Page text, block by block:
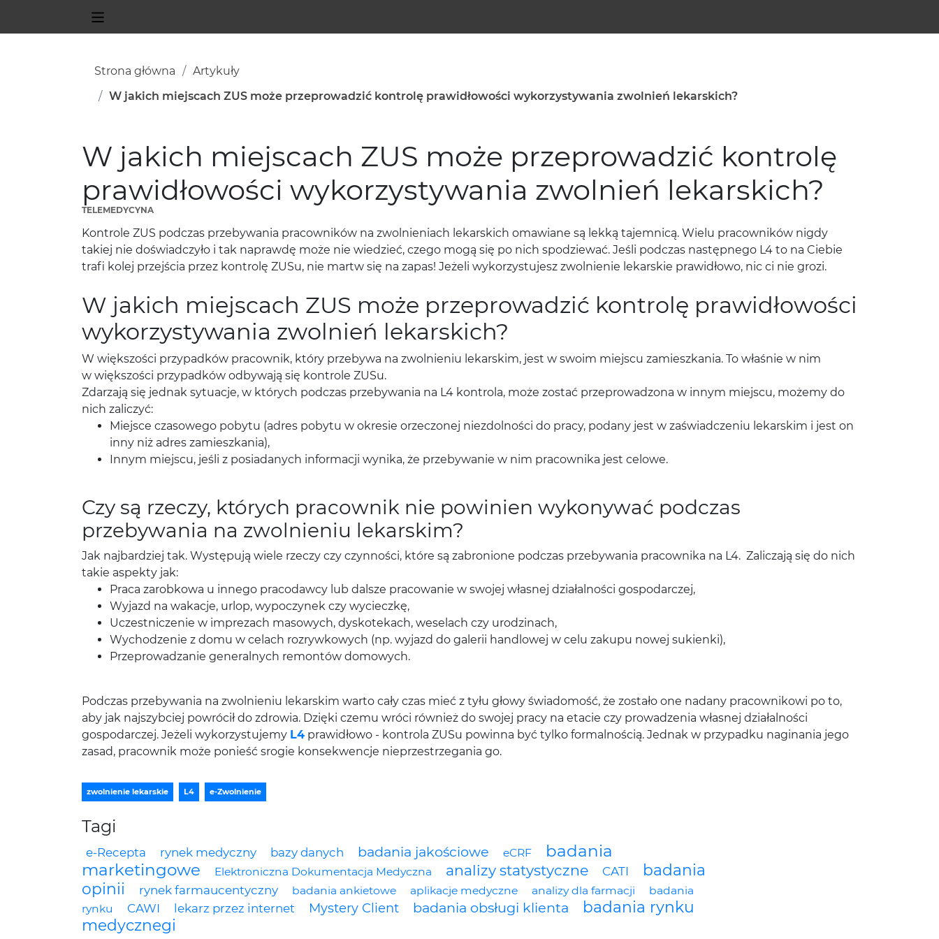
Strona główna
Artykuły
W jakich miejscach ZUS może przeprowadzić kontrolę prawidłowości wykorzystywania zwolnień lekarskich?
W jakich miejscach ZUS może przeprowadzić kontrolę
prawidłowości wykorzystywania zwolnień lekarskich?
TELEMEDYCYNA
Kontrole ZUS podczas przebywania pracowników na zwolnieniach lekarskich omawiane są lekką tajemnicą. Wielu pracowników nigdy
takiej nie doświadczyło i tak naprawdę może nie wiedzieć, czego mogą się po nich spodziewać. Jeśli podczas następnego L4 to na Ciebie
trafi kolej przejścia przez kontrolę ZUSu, nie martw się na zapas! Jeżeli wykorzystujesz zwolnienie lekarskie prawidłowo, nic ci nie grozi.
W jakich miejscach ZUS może przeprowadzić kontrolę prawidłowości
wykorzystywania zwolnień lekarskich?
W większości przypadków pracownik, który przebywa na zwolnieniu lekarskim, jest w swoim miejscu zamieszkania. To właśnie w nim
w większości przypadków odbywają się kontrole ZUSu.
Zdarzają się jednak sytuacje, w których podczas przebywania na L4 kontrola, może zostać przeprowadzona w innym miejscu, możemy do
nich zaliczyć:
Miejsce czasowego pobytu (adres pobytu w okresie orzeczonej niezdolności do pracy, podany jest w zaświadczeniu lekarskim i jest on
inny niż adres zamieszkania),
Innym miejscu, jeśli z posiadanych informacji wynika, że przebywanie w nim pracownika jest celowe.
Czy są rzeczy, których pracownik nie powinien wykonywać podczas
przebywania na zwolnieniu lekarskim?
Jak najbardziej tak. Występują wiele rzeczy czy czynności, które są zabronione podczas przebywania pracownika na L4. Zaliczają się do nich
takie aspekty jak:
Praca zarobkowa u innego pracodawcy lub dalsze pracowanie w swojej własnej działalności gospodarczej,
Wyjazd na wakacje, urlop, wypoczynek czy wycieczkę,
Uczestniczenie w imprezach masowych, dyskotekach, weselach czy urodzinach,
Wychodzenie z domu w celach rozrywkowych (np. wyjazd do galerii handlowej w celu zakupu nowej sukienki),
Przeprowadzanie generalnych remontów domowych.
Podczas przebywania na zwolnieniu lekarskim warto cały czas mieć z tyłu głowy świadomość, że zostało one nadany pracownikowi po to,
aby jak najszybciej powrócił do zdrowia. Dzięki czemu wróci również do swojej pracy na etacie czy prowadzenia własnej działalności
gospodarczej. Jeżeli wykorzystujemy L4 prawidłowo - kontrola ZUSu powinna być tylko formalnością. Jednak w przypadku naginania jego
zasad, pracownik może ponieść srogie konsekwencje nieprzestrzegania go.
zwolnienie lekarskie L4 e-Zwolnienie
Tagi
e-Recepta rynek medyczny bazy danych badania jakościowe eCRF
badania
marketingowe
Elektroniczna Dokumentacja Medyczna analizy statystyczne CATI
badania
opinii
rynek farmaucentyczny badania ankietowe aplikacje medyczne analizy dla farmacji
badania
rynku
CAWI lekarz przez internet Mystery Client badania obsługi klienta
badania rynku
medycznegi